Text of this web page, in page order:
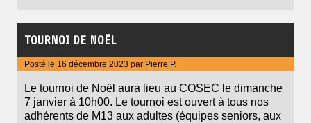
TOURNOI DE NOËL
Posté le 16 décembre 2023 par Pierre P.
Le tournoi de Noël aura lieu au COSEC le dimanche
7 janvier à 10h00. Le tournoi est ouvert à tous nos
adhérents de M13 aux adultes (équipes seniors, aux